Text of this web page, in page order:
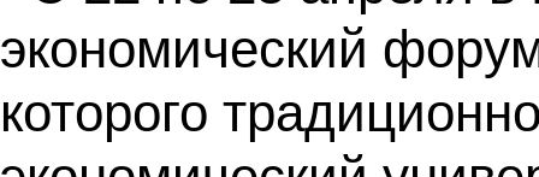
экономический
которого